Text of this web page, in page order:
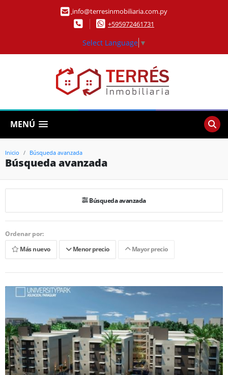
info@terresinmobiliaria.com.py
+595972461731
Select Language ▼
MENÚ
Inicio Búsqueda avanzada
Búsqueda avanzada
Búsqueda avanzada
Ordenar por:
Más nuevo
Menor precio Mayor precio